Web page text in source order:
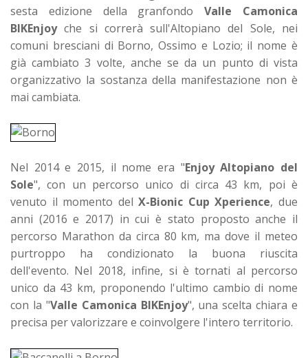
sesta edizione della granfondoValle Camonica
BIKEnjoyche si correrà sull'Altopiano del Sole, nei
comuni bresciani di Borno, Ossimo e Lozio; il nome è
già cambiato 3 volte, anche se da un punto di vista
organizzativo la sostanza della manifestazione non è
mai cambiata.
Nel 2014 e 2015, il nome era "Enjoy Altopiano del
Sole", con un percorso unico di circa 43 km, poi è
venuto il momento delX-Bionic Cup Xperience, due
anni (2016 e 2017) in cui è stato proposto anche il
percorso Marathon da circa 80 km, ma dove il meteo
purtroppo ha condizionato la buona riuscita
dell'evento. Nel 2018, infine, si è tornati al percorso
unico da 43 km, proponendo l'ultimo cambio di nome
con la "Valle Camonica BIKEnjoy", una scelta chiara e
precisa per valorizzare e coinvolgere l'intero territorio.